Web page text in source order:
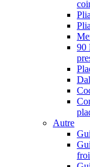
90
Autre